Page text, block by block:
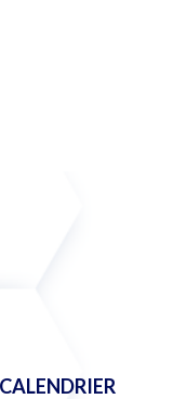
CALENDRIER